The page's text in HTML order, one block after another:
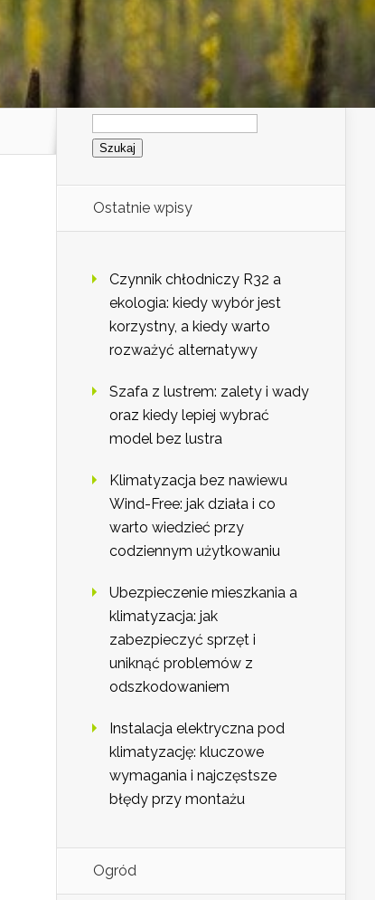
Szukaj:
Ostatnie wpisy
Czynnik chłodniczy R32 a
ekologia: kiedy wybór jest
korzystny, a kiedy warto
rozważyć alternatywy
Szafa z lustrem: zalety i wady
oraz kiedy lepiej wybrać
model bez lustra
Klimatyzacja bez nawiewu
Wind-Free: jak działa i co
warto wiedzieć przy
codziennym użytkowaniu
Ubezpieczenie mieszkania a
klimatyzacja: jak
zabezpieczyć sprzęt i
uniknąć problemów z
odszkodowaniem
Instalacja elektryczna pod
klimatyzację: kluczowe
wymagania i najczęstsze
błędy przy montażu
Ogród